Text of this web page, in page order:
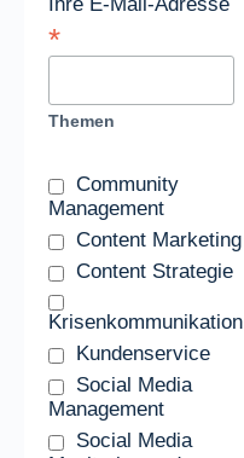
Ihre E-Mail-Adresse
*
Themen
Community
Management
Content Marketing
Content Strategie
Krisenkommunikation
Kundenservice
Social Media
Management
Social Media